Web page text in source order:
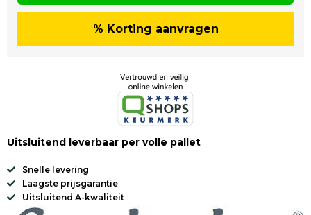
% Korting aanvragen
Uitsluitend leverbaar per volle pallet
Snelle levering
Laagste prijsgarantie
Uitsluitend A-kwaliteit